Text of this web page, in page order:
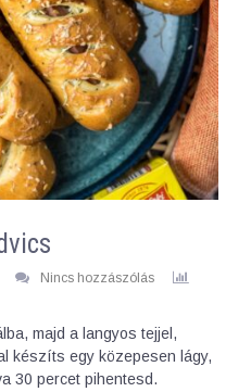
Nincs hozzászólás
majd a langyos tejjel,
készíts egy közepesen lágy,
30 percet pihentesd.